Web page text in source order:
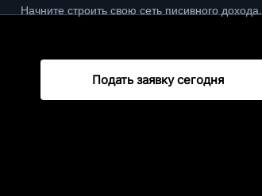
Начните строить свою сеть писивного дохода.
Подать заявку сегодня